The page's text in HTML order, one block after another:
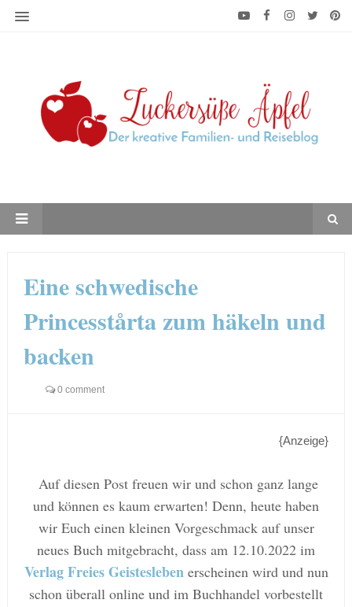
Eine schwedische
Princesstårta zum häkeln und
backen
0 comment
{Anzeige}
Auf diesen Post freuen wir und schon ganz lange
und können es kaum erwarten! Denn, heute haben
wir Euch einen kleinen Vorgeschmack auf unser
neues Buch mitgebracht, dass am 12.10.2022 im
Verlag Freies Geistesleben erscheinen wird und nun
schon überall online und im Buchhandel vorbestellt